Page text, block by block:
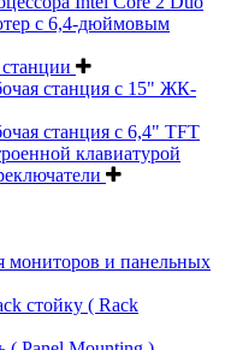
с 6,4-дюймовым
станция с 15" ЖК-
станция с 6,4" TFT
клавиатурой
мониторов и панельных
стойку ( Rack